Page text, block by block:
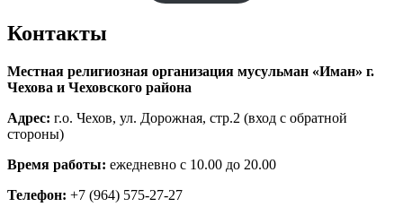
Контакты
Местная религиозная организация мусульман «Иман» г.
Чехова и Чеховского района
Адрес: г.о. Чехов, ул. Дорожная, стр.2 (вход с обратной
стороны)
Время работы: ежедневно с 10.00 до 20.00
Телефон: +7 (964) 575-27-27